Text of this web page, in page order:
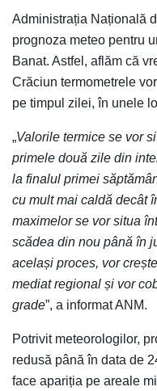
Administrația Națională
prognoza meteo pentru
Banat. Astfel, aflăm că
Crăciun termometrele
pe timpul zilei, în unele
„Valorile termice se vor
primele două zile din
la finalul primei
cu mult mai caldă decât
maximelor se vor situa
scădea din nou până în
același proces, vor
mediat regional și vor
grade”, a informat ANM.
Potrivit meteorologilor,
redusă până în data de
face apariția pe areale